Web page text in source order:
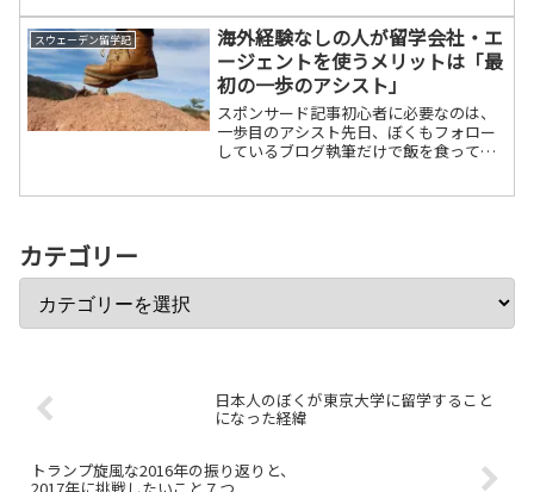
スウェーデン留学記
海外経験なしの人が留学会社・エ
ージェントを使うメリットは「最
初の一歩のアシスト」
スポンサード記事初心者に必要なのは、
一歩目のアシスト先日、ぼくもフォロー
しているブログ執筆だけで飯を食ってる
カテゴリー
日本人のぼくが東京大学に留学すること
になった経緯
トランプ旋風な2016年の振り返りと、